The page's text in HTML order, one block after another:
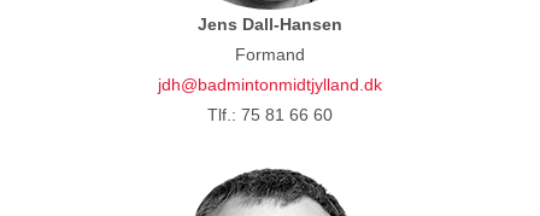
Jens Dall-Hansen
Formand
jdh@badmintonmidtjylland.dk
Tlf.: 75 81 66 60